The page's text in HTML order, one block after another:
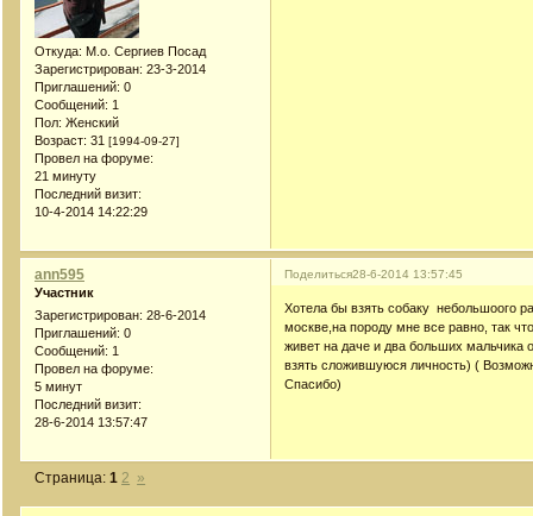
Откуда: М.о. Сергиев Посад
Зарегистрирован: 23-3-2014
Приглашений: 0
Сообщений: 1
Пол: Женский
Возраст: 31 [1994-09-27]
Провел на форуме:
21 минуту
Последний визит:
10-4-2014 14:22:29
Поделиться28-6-2014 13:57:45
ann595
Участник
Зарегистрирован: 28-6-2014
Приглашений: 0
Сообщений: 1
Провел на форуме:
5 минут
Последний визит:
28-6-2014 13:57:47
Хотела бы взять собаку небольшоого
москве,на породу мне все равно, так
живет на даче и два больших мальчика
взять сложившуюся личность) (
Спасибо)
Страница:1 2 »